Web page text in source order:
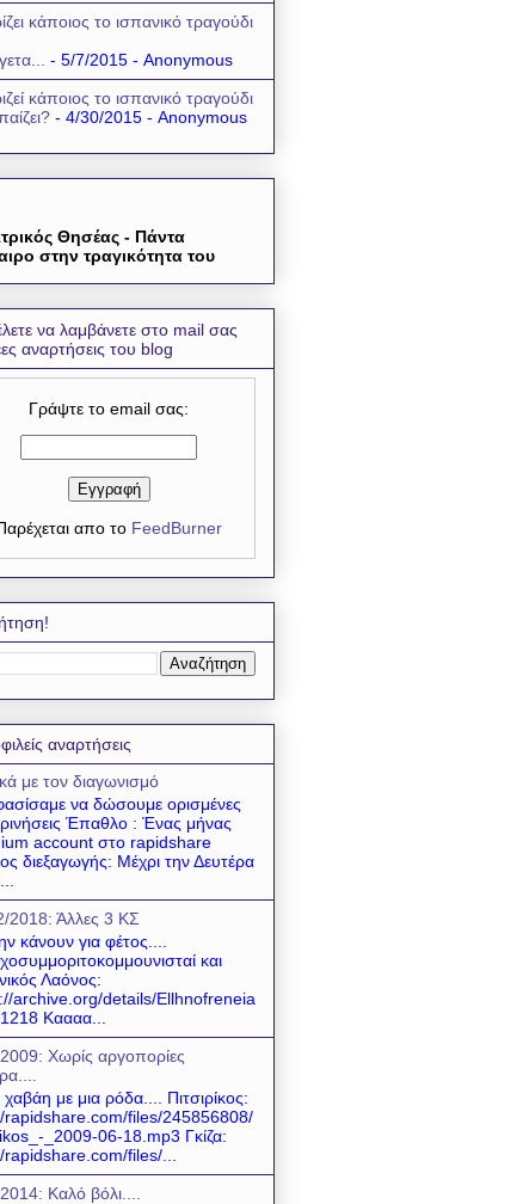
κάποιος το ισπανικό τραγούδι
- 5/7/2015 - Anonymous
κάποιος το ισπανικό τραγούδι
- 4/30/2015 - Anonymous
Θησέας - Πάντα
στην τραγικότητα του
να λαμβάνετε στο mail σας
αναρτήσεις του blog
Γράψτε το email σας:
απο το FeedBurner
αναρτήσεις
με τον διαγωνισμό
να δώσουμε ορισμένες
Έπαθλο : Ένας μήνας
account στο rapidshare
διεξαγωγής: Μέχρι την Δευτέρα
2018: Άλλες 3 ΚΣ
κάνουν για φέτος....
και
Λαόνος:
archive.org/details/Ellhnofreneia
Καααα...
Χωρίς αργοπορίες
με μια ρόδα.... Πιτσιρίκος:
rapidshare.com/files/245856808/
_2009-06-18.mp3 Γκίζα:
rapidshare.com/files/...
Καλό βόλι....